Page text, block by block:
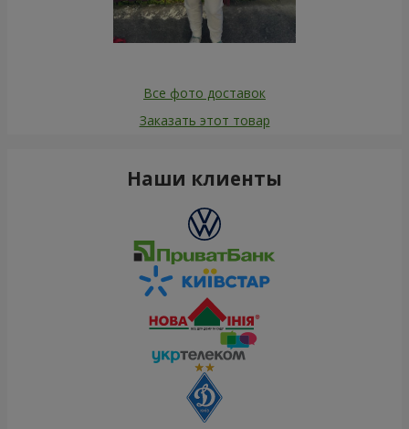
Все фото доставок
Заказать этот товар
Наши клиенты